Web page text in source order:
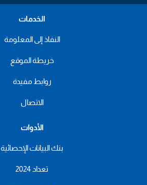
الخدمات
النفاذ إلى المعلومة
خريطة الموقع
روابط مفيدة
الاتصال
الأدوات
بنك البيانات الإحصائية
تعداد 2024